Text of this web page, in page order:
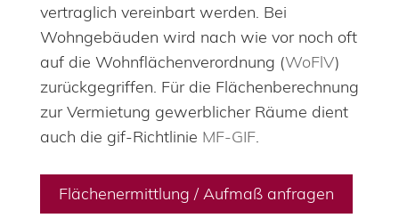
vertraglich vereinbart werden. Bei
Wohngebäuden wird nach wie vor noch oft
auf die Wohnflächenverordnung (WoFlV)
zurückgegriffen. Für die Flächenberechnung
zur Vermietung gewerblicher Räume dient
auch die gif-Richtlinie MF-GIF.
Flächenermittlung / Aufmaß anfragen